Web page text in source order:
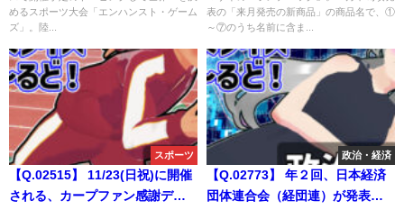
ハンスト・ゲームズ」。陸上・
めるスポーツ大会「エンハンスト・ゲーム
ズ」。陸...
～⑦のうち名前に含まれる単語
表の「来月発売の新商品」の商品名で、①
～⑦のうち名前に含ま...
スポーツ
【Q.02515】 11/23(日祝)に開催
される、カープファン感謝デー
政治・経済
【Q.02773】 年２回、日本経済
団体連合会（経団連）が発表す